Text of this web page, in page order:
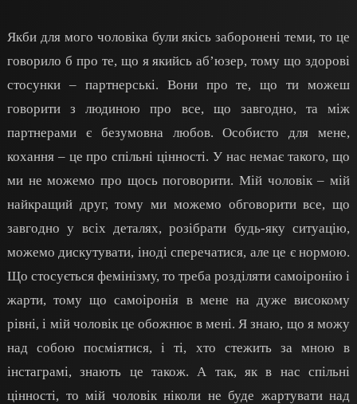
Якби для мого чоловіка були якісь заборонені теми, то це
говорило б про те, що я якийсь аб’юзер, тому що здорові
стосунки – партнерські. Вони про те, що ти можеш
говорити з людиною про все, що завгодно, та між
партнерами є безумовна любов. Особисто для мене,
кохання – це про спільні цінності. У нас немає такого, що
ми не можемо про щось поговорити. Мій чоловік – мій
найкращий друг, тому ми можемо обговорити все, що
завгодно у всіх деталях, розібрати будь-яку ситуацію,
можемо дискутувати, іноді сперечатися, але це є нормою.
Що стосується фемінізму, то треба розділяти самоіронію і
жарти, тому що самоіронія в мене на дуже високому
рівні, і мій чоловік це обожнює в мені. Я знаю, що я можу
над собою посміятися, і ті, хто стежить за мною в
інстаграмі, знають це також. А так, як в нас спільні
цінності, то мій чоловік ніколи не буде жартувати над